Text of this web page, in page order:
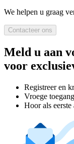
We helpen u graag
Contacteer ons
Meld u aan
voor
Registreer en
Vroege
Hoor als